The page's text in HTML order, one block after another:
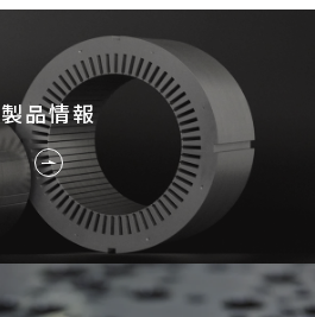
お問い合わせ
製品情報